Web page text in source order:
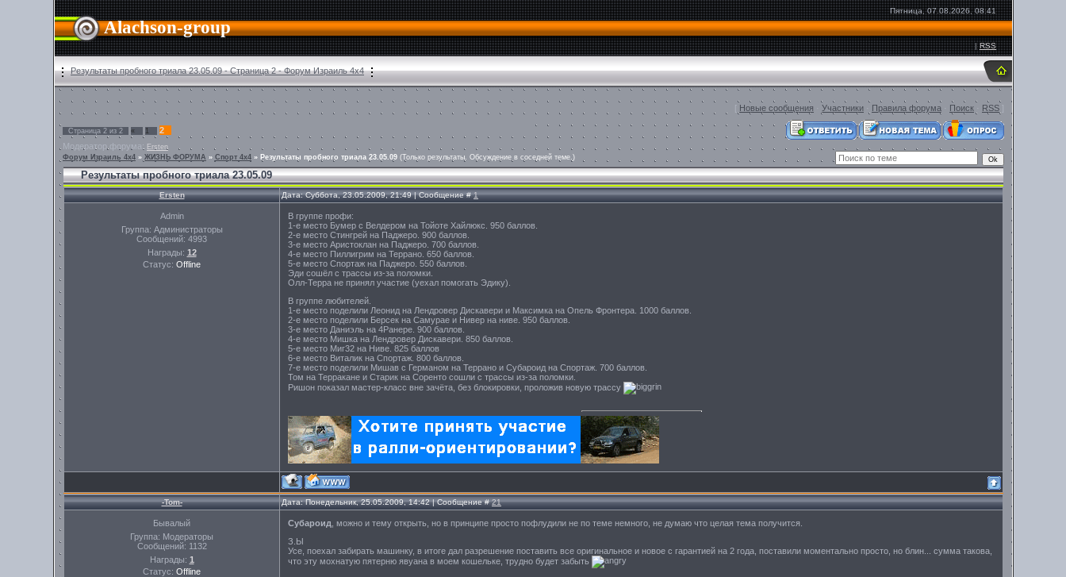
Alachson-group
Пятница, 07.08.2026, 08:41
|RSS
Результаты пробного триала 23.05.09 - Страница 2 - Форум Израиль 4х4
[ Новые сообщения Участники Правила форума Поиск RSS ]
Страница 2 из 2 « 1
2
Модератор форума: Ersten
Форум Израиль 4х4 » ЖИЗНЬ ФОРУМА » Спорт 4х4 » Результаты пробного триала 23.05.09 (Только результаты. Обсуждение в соседней теме.)
Результаты пробного триала 23.05.09
Ersten Дата: Суббота, 23.05.2009, 21:49 | Сообщение #1
Admin
Группа: Администраторы
Сообщений: 4993
Награды: 12
Статус: Offline
В группе профи:
1-е место Бумер с Велдером на Тойоте Хайлюкс. 950 баллов.
2-е место Стингрей на Паджеро. 900 баллов.
3-е место Аристоклан на Паджеро. 700 баллов.
4-е место Пиллигрим на Террано. 650 баллов.
5-е место Спортаж на Паджеро. 550 баллов.
Эди сошёл с трассы из-за поломки.
Олл-Терра не принял участие (уехал помогать Эдику).
В группе любителей.
1-е место поделили Леонид на Лендровер Дискавери и Максимка на Опель Фронтера. 1000 баллов.
2-е место поделили Берсек на Самурае и Нивер на ниве. 950 баллов.
3-е место Даниэль на 4Ранере. 900 баллов.
4-е место Мишка на Лендровер Дискавери. 850 баллов.
5-е место Миг32 на Ниве. 825 баллов
6-е место Виталик на Спортаж. 800 баллов.
7-е место поделили Мишав с Германом на Террано и Субароид на Спортаж. 700 баллов.
Том на Терракане и Старик на Соренто сошли с трассы из-за поломки.
Ришон показал мастер-класс вне зачёта, без блокировки, проложив новую трассу
-Tom- Дата: Понедельник, 25.05.2009, 14:42 | Сообщение #21
Бывалый
Группа: Модераторы
Сообщений: 1132
Награды: 1
Статус: Offline
Субароид , можно и тему открыть, но в принципе просто пофлудили не по теме немного, не думаю что целая тема получится.
З.Ы
Усе, поехал забирать машинку, в итоге дал разрешение поставить все оригинальное и новое с гарантией на 2 года, поставили моментально просто, но блин... сумма такова,
что эту мохнатую пятерню явуана в моем кошельке, трудно будет забыть